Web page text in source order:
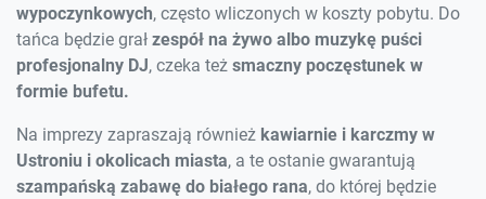
wypoczynkowych, często wliczonych w koszty pobytu. Do
tańca będzie grał zespół na żywo albo muzykę puści
profesjonalny DJ, czeka też smaczny poczęstunek w
formie bufetu.
Na imprezy zapraszają również kawiarnie i karczmy w
Ustroniu i okolicach miasta, a te ostanie gwarantują
szampańską zabawę do białego rana, do której będzie